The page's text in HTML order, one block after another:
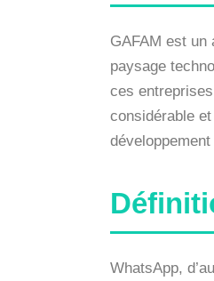
GAFAM est un
paysage
ces
considérable
WhatsApp,